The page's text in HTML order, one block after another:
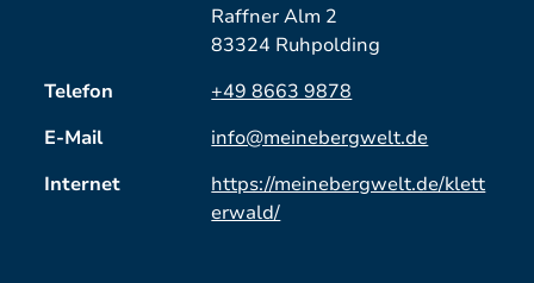
Raffner Alm 2
83324 Ruhpolding
Telefon
+49 8663 9878
E-Mail
info@meinebergwelt.de
Internet
https://meinebergwelt.de/klett
erwald/